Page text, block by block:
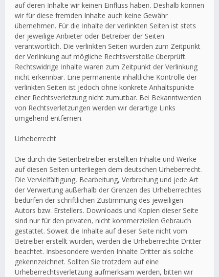
auf deren Inhalte wir keinen Einfluss haben. Deshalb können
wir für diese fremden Inhalte auch keine Gewähr
übernehmen. Für die Inhalte der verlinkten Seiten ist stets
der jeweilige Anbieter oder Betreiber der Seiten
verantwortlich. Die verlinkten Seiten wurden zum Zeitpunkt
der Verlinkung auf mögliche Rechtsverstöße überprüft.
Rechtswidrige Inhalte waren zum Zeitpunkt der Verlinkung
nicht erkennbar. Eine permanente inhaltliche Kontrolle der
verlinkten Seiten ist jedoch ohne konkrete Anhaltspunkte
einer Rechtsverletzung nicht zumutbar. Bei Bekanntwerden
von Rechtsverletzungen werden wir derartige Links
umgehend entfernen.
Urheberrecht
Die durch die Seitenbetreiber erstellten Inhalte und Werke
auf diesen Seiten unterliegen dem deutschen Urheberrecht.
Die Vervielfältigung, Bearbeitung, Verbreitung und jede Art
der Verwertung außerhalb der Grenzen des Urheberrechtes
bedürfen der schriftlichen Zustimmung des jeweiligen
Autors bzw. Erstellers. Downloads und Kopien dieser Seite
sind nur für den privaten, nicht kommerziellen Gebrauch
gestattet. Soweit die Inhalte auf dieser Seite nicht vom
Betreiber erstellt wurden, werden die Urheberrechte Dritter
beachtet. Insbesondere werden Inhalte Dritter als solche
gekennzeichnet. Sollten Sie trotzdem auf eine
Urheberrechtsverletzung aufmerksam werden, bitten wir